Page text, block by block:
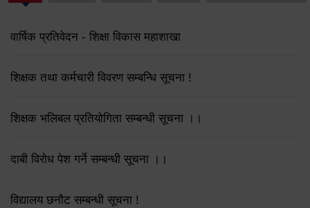
वार्षिक प्रतिवेदन - शिक्षा विकास महाशाखा
शिक्षक तथा कर्मचारी विवरण सम्बन्धि सूचना !
शिक्षक भलिबल प्रतियोगिता सम्बन्धी सूचना ।।
दाबी विरोध पेश गर्ने सम्बन्धी सूचना ।।
विद्यालय छनौट सम्बन्धी सूचना !